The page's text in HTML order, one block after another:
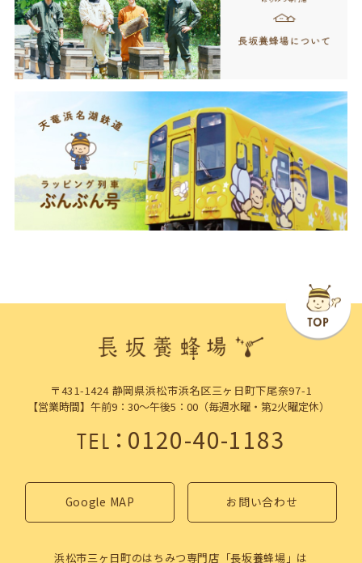
〒431-1424 静岡県浜松市浜名区三ヶ日町下尾奈97-1
【営業時間】午前9：30～午後5：00（毎週水曜・第2火曜定休）
TEL：0120-40-1183
Google MAP お問い合わせ
浜松市三ヶ日町のはちみつ専門店「長坂養蜂場」は